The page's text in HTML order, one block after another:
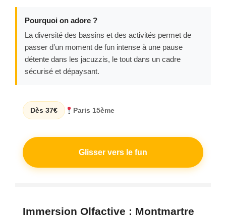
Pourquoi on adore ?
La diversité des bassins et des activités permet de
passer d’un moment de fun intense à une pause
détente dans les jacuzzis, le tout dans un cadre
sécurisé et dépaysant.
Dès 37€ Paris 15ème
Glisser vers le fun
Immersion Olfactive : Montmartre